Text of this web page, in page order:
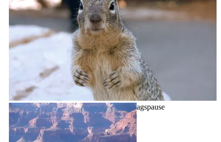
Freundliche Gesellschaft bei unserer Mittagspause